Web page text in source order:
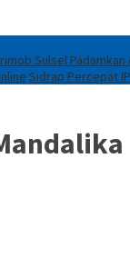
Sulsel Padamkan
Sidrap Percepat